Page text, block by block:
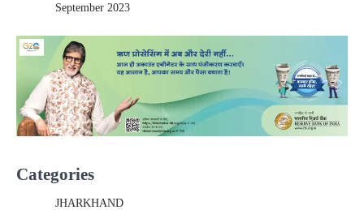
September 2023
Categories
JHARKHAND